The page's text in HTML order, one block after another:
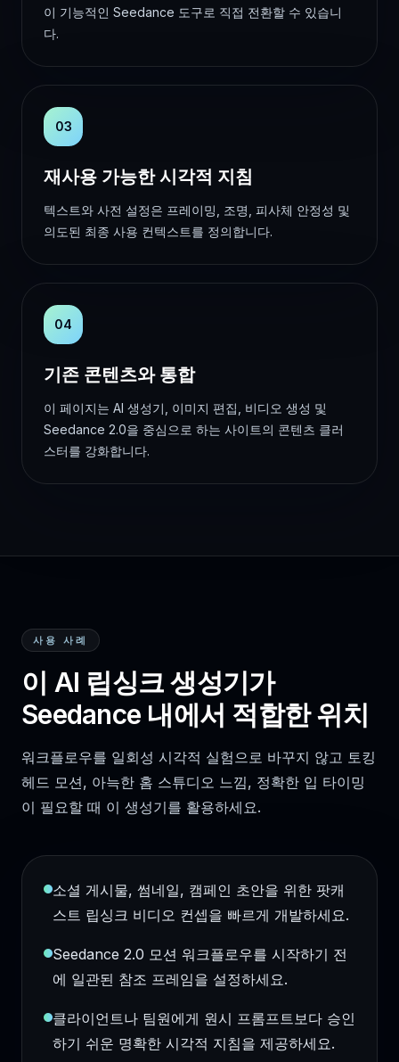
이 기능적인 Seedance 도구로 직접 전환할 수 있습니
다.
03
재사용 가능한 시각적 지침
텍스트와 사전 설정은 프레이밍, 조명, 피사체 안정성 및
의도된 최종 사용 컨텍스트를 정의합니다.
04
기존 콘텐츠와 통합
이 페이지는 AI 생성기, 이미지 편집, 비디오 생성 및
Seedance 2.0을 중심으로 하는 사이트의 콘텐츠 클러
스터를 강화합니다.
사용 사례
이 AI 립싱크 생성기가
Seedance 내에서 적합한 위치
워크플로우를 일회성 시각적 실험으로 바꾸지 않고 토킹
헤드 모션, 아늑한 홈 스튜디오 느낌, 정확한 입 타이밍
이 필요할 때 이 생성기를 활용하세요.
소셜 게시물, 썸네일, 캠페인 초안을 위한 팟캐
스트 립싱크 비디오 컨셉을 빠르게 개발하세요.
Seedance 2.0 모션 워크플로우를 시작하기 전
에 일관된 참조 프레임을 설정하세요.
클라이언트나 팀원에게 원시 프롬프트보다 승인
하기 쉬운 명확한 시각적 지침을 제공하세요.